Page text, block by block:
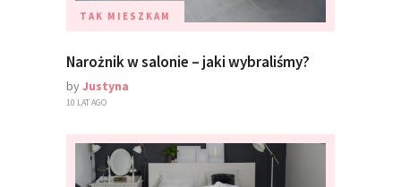
TAK MIESZKAM
Narożnik w salonie – jaki wybraliśmy?
byJustyna
10 LAT AGO